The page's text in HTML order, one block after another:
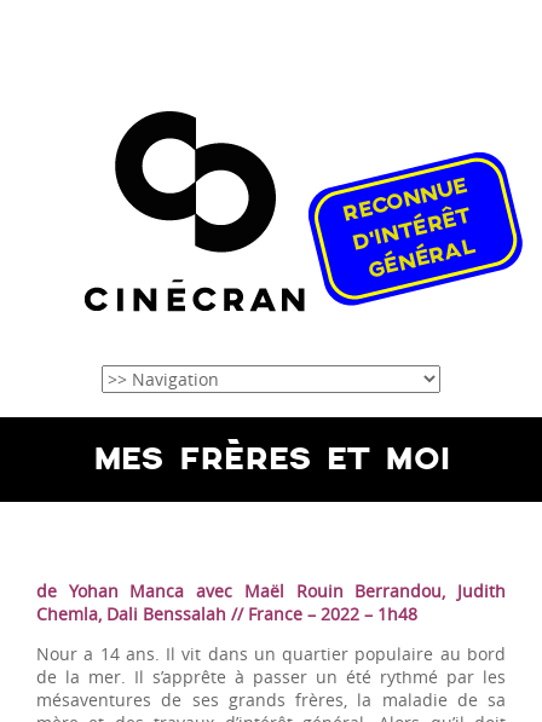
MES FRÈRES ET MOI
de Yohan Manca avec Maël Rouin Berrandou, Judith
Chemla, Dali Benssalah // France – 2022 – 1h48
Nour a 14 ans. Il vit dans un quartier populaire au bord
de la mer. Il s’apprête à passer un été rythmé par les
mésaventures de ses grands frères, la maladie de sa